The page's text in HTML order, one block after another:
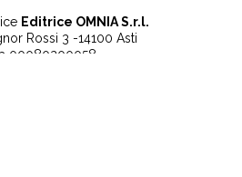
Editrice OMNIA S.r.l.
Rossi 3 -14100 Asti
00080200058